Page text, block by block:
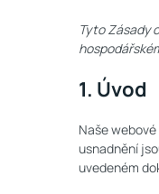
Tyto Zásady
1. Úvod
Naše
usnadnění
uvedeném